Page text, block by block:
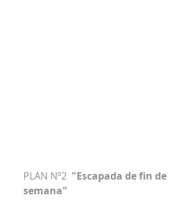
PLAN Nº2 "Escapada de fin de
semana"